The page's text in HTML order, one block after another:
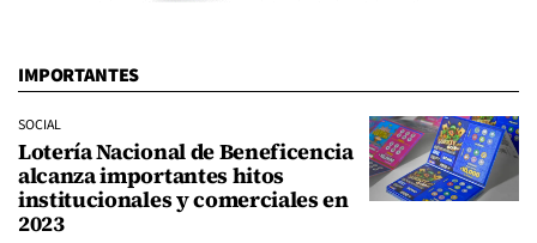
IMPORTANTES
SOCIAL
Lotería Nacional de Beneficencia
alcanza importantes hitos
institucionales y comerciales en
2023